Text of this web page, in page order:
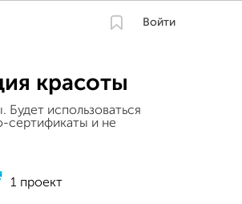
Войти
красоты
использоваться
сертификаты и не
1 проект